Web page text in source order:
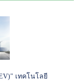
เทคโนโลยี